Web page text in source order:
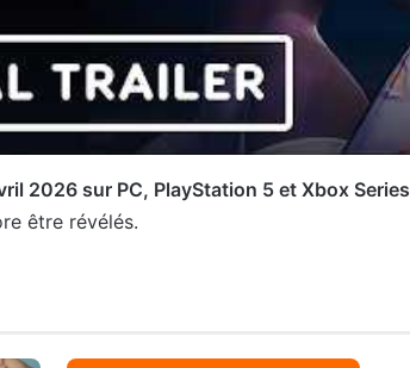
2026 sur PC, PlayStation 5 et Xbox Series
être révélés.